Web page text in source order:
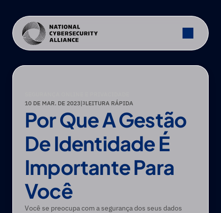
10 DE MAR. DE 2023|3LEITURA RÁPIDA
Por Que A Gestão
De Identidade É
Importante Para
Você
Você se preocupa com a segurança dos seus dados